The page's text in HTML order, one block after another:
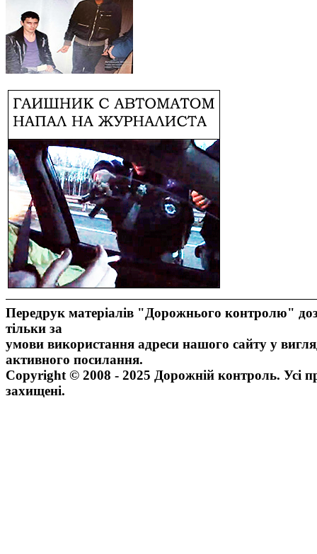
Передрук матеріалів "Дорожнього контролю"
тільки за
умови використання адреси нашого сайту у
активного посилання.
Copyright © 2008 - 2025 Дорожній контроль. Усі
захищені.